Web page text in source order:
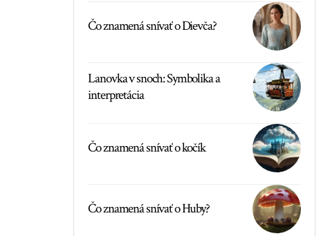
Čo znamená snívať o Dievča?
Lanovka v snoch: Symbolika a
interpretácia
Čo znamená snívať o kočík
Čo znamená snívať o Huby?